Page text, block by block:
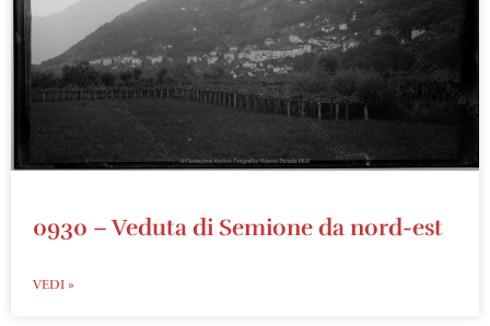
0930 – Veduta di Semione da nord-est
VEDI »